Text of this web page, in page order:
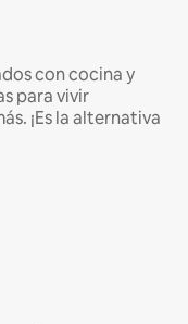
con cocina y
para vivir
¡Es la alternativa